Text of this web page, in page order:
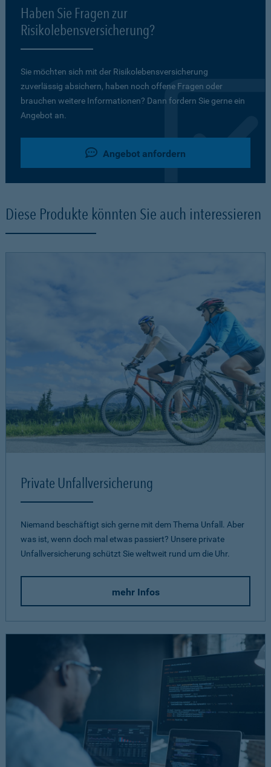
Haben Sie Fragen zur
Risikolebensversicherung?
Sie möchten sich mit der Risikolebensversicherung
zuverlässig absichern, haben noch offene Fragen oder
brauchen weitere Informationen? Dann fordern Sie gerne ein
Angebot an.
Angebot anfordern
Diese Produkte könnten Sie auch interessieren
Private Unfallversicherung
Niemand beschäftigt sich gerne mit dem Thema Unfall. Aber
was ist, wenn doch mal etwas passiert? Unsere private
Unfallversicherung schützt Sie weltweit rund um die Uhr.
mehr Infos